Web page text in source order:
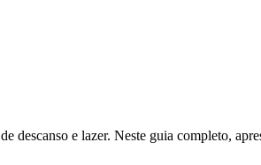
descanso e lazer. Neste guia completo,